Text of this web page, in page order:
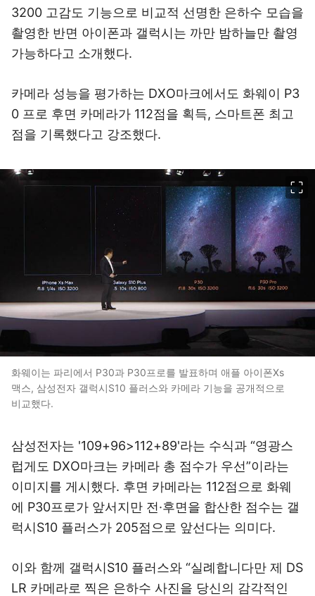
3200 고감도 기능으로 비교적 선명한 은하수 모습을
촬영한 반면 아이폰과 갤럭시는 까만 밤하늘만 촬영
가능하다고 소개했다.
카메라 성능을 평가하는 DXO마크에서도 화웨이 P3
0 프로 후면 카메라가 112점을 획득, 스마트폰 최고
점을 기록했다고 강조했다.
화웨이는 파리에서 P30과 P30프로를 발표하며 애플 아이폰Xs
맥스, 삼성전자 갤럭시S10 플러스와 카메라 기능을 공개적으로
비교했다.
삼성전자는 '109+96>112+89'라는 수식과 “영광스
럽게도 DXO마크는 카메라 총 점수가 우선”이라는
이미지를 게시했다. 후면 카메라는 112점으로 화웨
에 P30프로가 앞서지만 전·후면을 합산한 점수는 갤
럭시S10 플러스가 205점으로 앞선다는 의미다.
이와 함께 갤럭시S10 플러스와 “실례합니다만 제 DS
LR 카메라로 찍은 은하수 사진을 당신의 감각적인